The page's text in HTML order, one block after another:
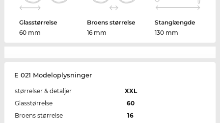
Glasstørrelse
60 mm
Broens størrelse
16 mm
Stanglængde
130 mm
E 021 Modeloplysninger
størrelser & detaljer
XXL
Glasstørrelse
60
Broens størrelse
16